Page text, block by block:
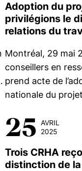
Adoption du
privilégions le
relations du
Montréal, 29 mai
conseillers en
prend acte de
nationale du
25 AVRIL
2025
Trois CRHA
distinction de